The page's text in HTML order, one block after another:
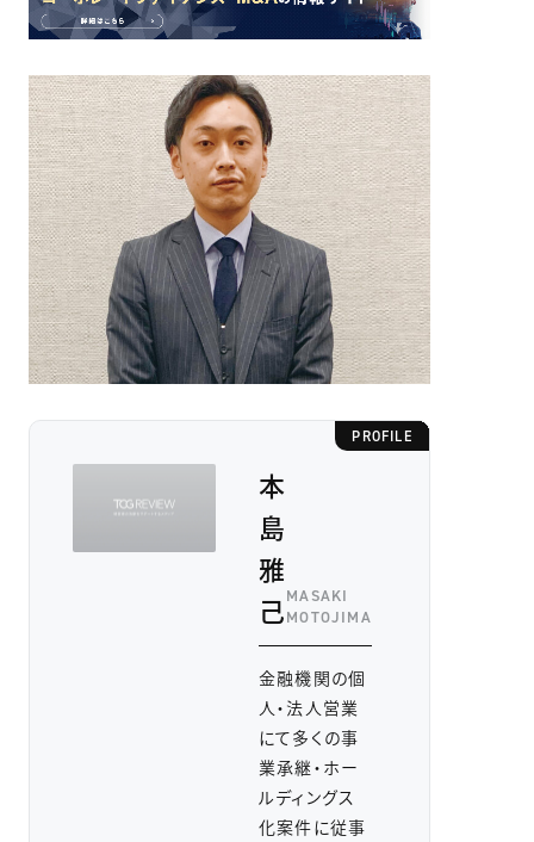
PROFILE
本
島
雅
己MASAKI
MOTOJIMA
金融機関の個
人・法人営業
にて多くの事
業承継・ホー
ルディングス
化案件に従事